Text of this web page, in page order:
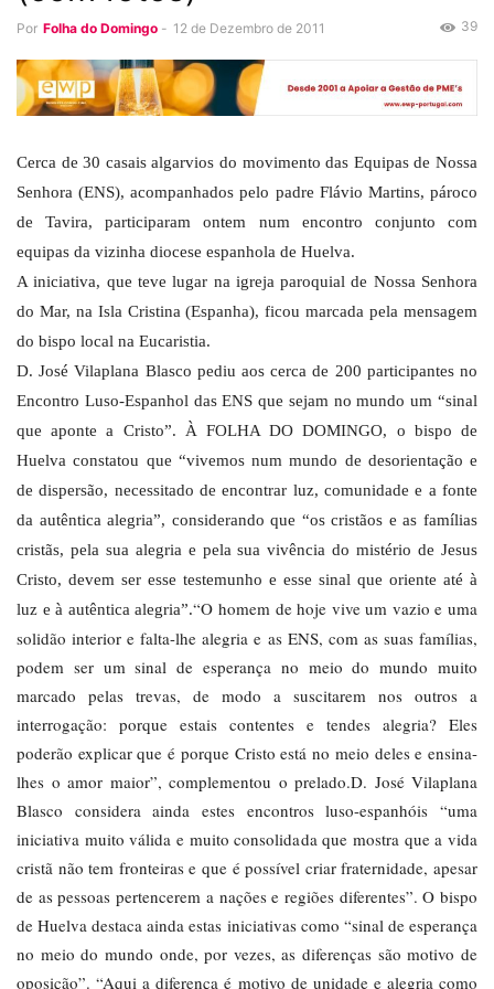
Por Folha do Domingo - 12 de Dezembro de 2011 39
Cerca de 30 casais algarvios do movimento das Equipas de Nossa
Senhora (ENS), acompanhados pelo padre Flávio Martins, pároco
de Tavira, participaram ontem num encontro conjunto com
equipas da vizinha diocese espanhola de Huelva.
A iniciativa, que teve lugar na igreja paroquial de Nossa Senhora
do Mar, na Isla Cristina (Espanha),ficou marcada pela mensagem
do bispo local na Eucaristia.
D. José Vilaplana Blasco pediu aos cerca de 200 participantes no
Encontro Luso-Espanhol das ENS que sejam no mundo um “sinal
que aponte a Cristo”. À FOLHA DO DOMINGO, o bispo de
Huelva constatou que “vivemos num mundo de desorientação e
de dispersão, necessitado de encontrar luz, comunidade e a fonte
da autêntica alegria”, considerando que “os cristãos e as famílias
cristãs, pela sua alegria e pela sua vivência do mistério de Jesus
Cristo, devem ser esse testemunho e esse sinal que oriente até à
luz e à autêntica alegria”.“O homem de hoje vive um vazio e uma
solidão interior e falta-lhe alegria e as ENS, com as suas famílias,
podem ser um sinal de esperança no meio do mundo muito
marcado pelas trevas, de modo a suscitarem nos outros a
interrogação: porque estais contentes e tendes alegria? Eles
poderão explicar que é porque Cristo está no meio deles e ensina-
lhes o amor maior”, complementou o prelado.D. José Vilaplana
Blasco considera ainda estes encontros luso-espanhóis “uma
iniciativa muito válida e muito consolidada que mostra que a vida
cristã não tem fronteiras e que é possível criar fraternidade, apesar
de as pessoas pertencerem a nações e regiões diferentes”. O bispo
de Huelva destaca ainda estas iniciativas como “sinal de esperança
no meio do mundo onde, por vezes, as diferenças são motivo de
oposição”. “Aqui a diferença é motivo de unidade e alegria como